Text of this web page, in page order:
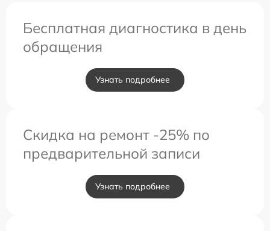
Бесплатная диагностика в день
обращения
Узнать подробнее
Скидка на ремонт -25% по
предварительной записи
Узнать подробнее